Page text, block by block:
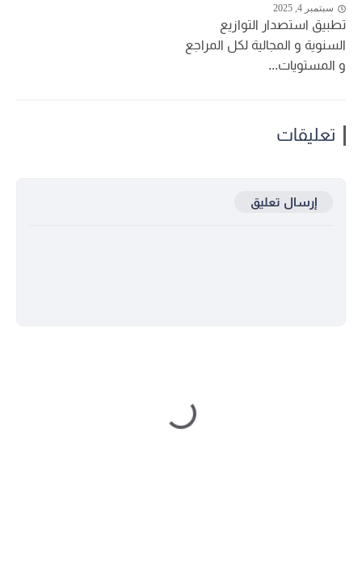
سبتمبر 4, 2025
تطبيق استصدار التوازيع
السنوية و المجالية لكل المراجع
و المستويات...
تعليقات
إرسال تعليق